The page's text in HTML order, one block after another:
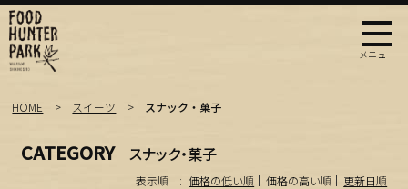
HOME スイーツ スナック・菓子
CATEGORY スナック・菓子
表示順 : 価格の低い順 価格の高い順 更新日順